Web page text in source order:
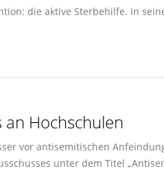
die aktive Sterbehilfe. In
Hochschulen
vor antisemitischen
unter dem Titel